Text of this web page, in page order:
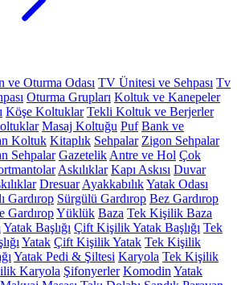
ve Oturma Odası TV Ünitesi ve Sehpası Tv
Oturma Grupları Koltuk ve Kanepeler
Köşe Koltuklar Tekli Koltuk ve Berjerler
Masaj Koltuğu Puf Bank ve
Koltuk Kitaplık Sehpalar Zigon Sehpalar
Sehpalar Gazetelik Antre ve Hol Çok
Askılıklar Kapı Askısı Duvar
Dresuar AyakkabılıkYatak Odası
Gardırop Sürgülü Gardırop Bez Gardırop
GardıropYüklük Baza Tek Kişilik Baza
Yatak Başlığı Çift Kişilik Yatak Başlığı Tek
Yatak Çift Kişilik Yatak Tek Kişilik
Yatak Pedi & Şiltesi Karyola Tek Kişilik
Karyola Şifonyerler Komodin Yatak